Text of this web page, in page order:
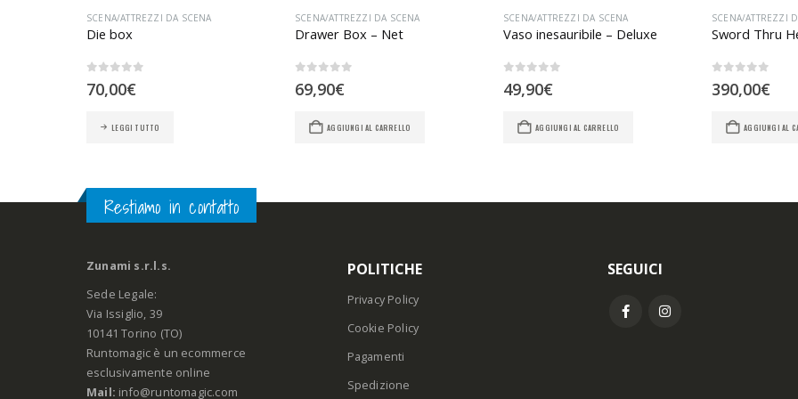
SCENA/ATTREZZI DA SCENA
Die box
70,00€
LEGGI TUTTO
SCENA/ATTREZZI DA SCENA
Drawer Box – Net
69,90€
AGGIUNGI AL CARRELLO
SCENA/ATTREZZI DA SCENA
Vaso inesauribile – Deluxe
49,90€
AGGIUNGI AL CARRELLO
SCENA/ATTREZZI
Sword Thru
390,00€
AGGIUNGI AL
Restiamo in contatto
Zunami s.r.l.s.
Sede Legale:
Via Issiglio, 39
10141 Torino (TO)
Runtomagic è un ecommerce
esclusivamente online
Mail: info@runtomagic.com
POLITICHE
Privacy Policy
Cookie Policy
Pagamenti
Spedizione
SEGUICI